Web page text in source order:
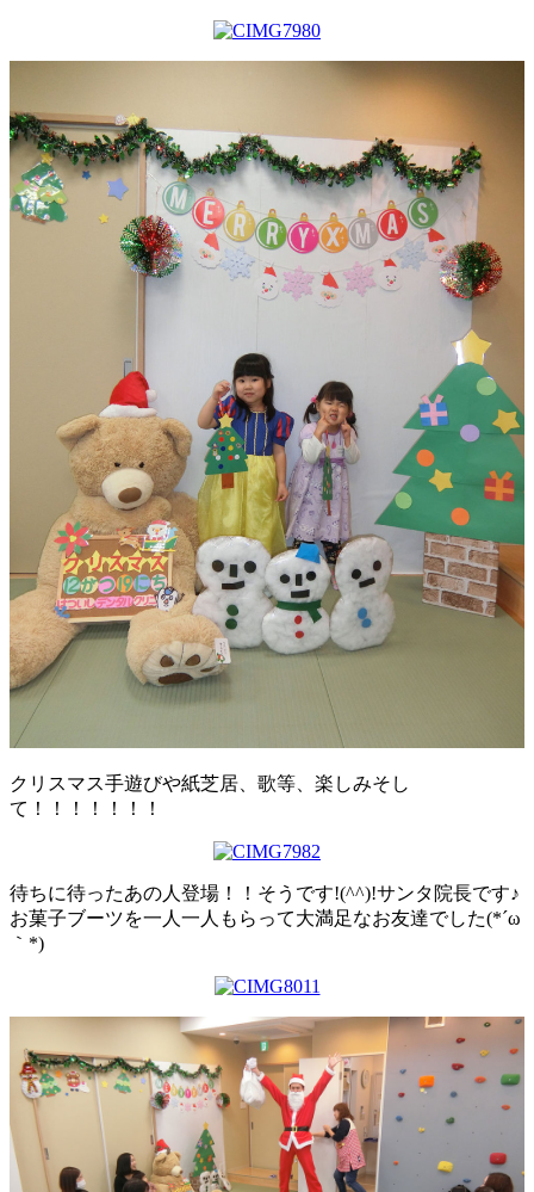
クリスマス手遊びや紙芝居、歌等、楽しみそし
て！！！！！！！
待ちに待ったあの人登場！！そうです!(^^)!サンタ院長です♪
お菓子ブーツを一人一人もらって大満足なお友達でした(*´ω
｀*)